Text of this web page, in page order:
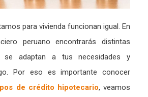
para vivienda funcionan igual. En
peruano encontrarás distintas
se adaptan a tus necesidades y
Por eso es importante conocer
de crédito hipotecario, veamos